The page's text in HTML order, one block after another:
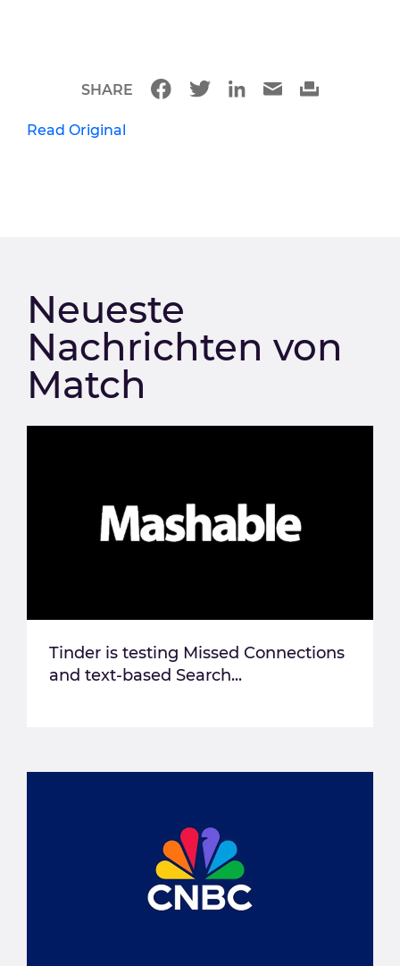
Read Original
SHARE
Neueste
Nachrichten von
Match
Tinder is testing Missed Connections
and text-based Search...